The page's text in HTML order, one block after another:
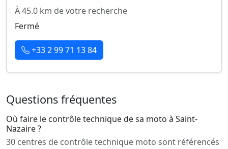
À 45.0 km de votre recherche
Fermé
+33 2 99 71 13 84
Questions fréquentes
Où faire le contrôle technique de sa moto à Saint-
Nazaire ?
30 centres de contrôle technique moto sont référencés